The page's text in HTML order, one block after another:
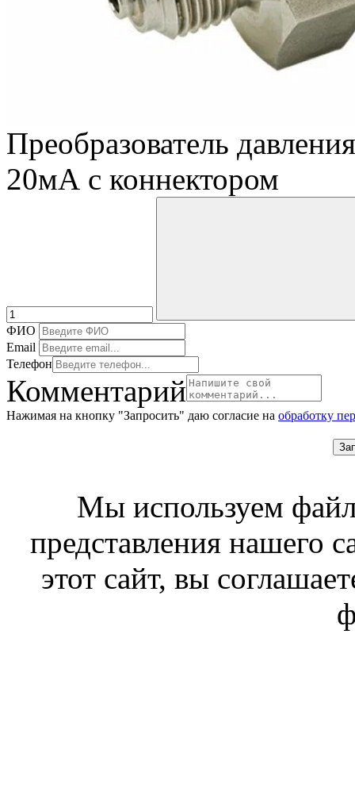
Преобразователь
20мА с коннектором
ФИО
Email
Телефон
Комментарий
Нажимая на кнопку "Запросить" даю согласие на обработку
Мы используем
представления нашего
этот сайт, вы